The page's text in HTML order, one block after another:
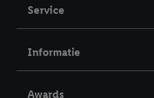
Service
Informatie
Awards